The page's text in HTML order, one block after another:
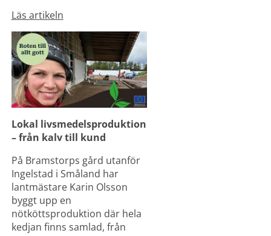
Läs artikeln
Lokal livsmedelsproduktion
– från kalv till kund
På Bramstorps gård utanför
Ingelstad i Småland har
lantmästare Karin Olsson
byggt upp en
nötköttsproduktion där hela
kedjan finns samlad, från